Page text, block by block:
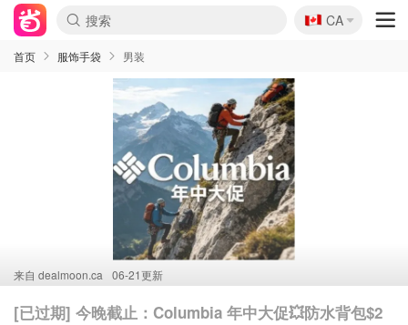
🇨🇦
CA
首页 服饰手袋 男装
来自 dealmoon.ca 06-21更新
[已过期] 今晚截止：Columbia 年中大促💥防水背包$2